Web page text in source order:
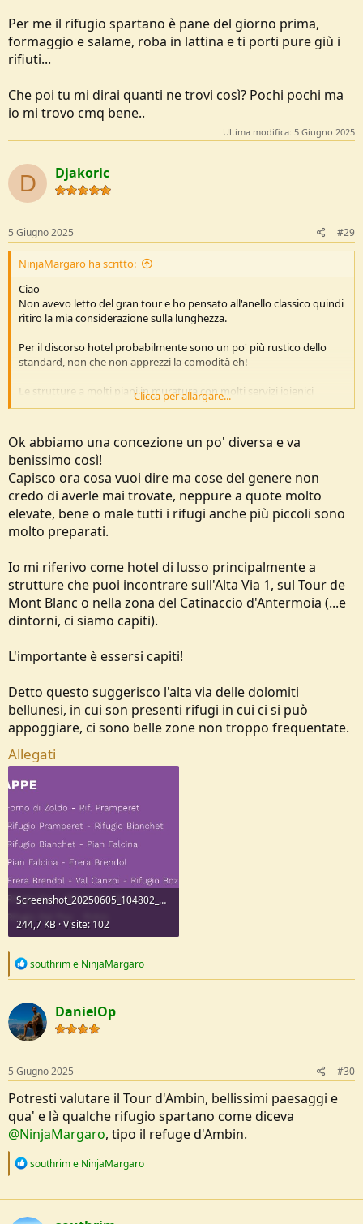
Per me il rifugio spartano è pane del giorno prima,
formaggio e salame, roba in lattina e ti porti pure giù i
rifiuti...
Che poi tu mi dirai quanti ne trovi così? Pochi pochi ma
io mi trovo cmq bene..
Ultima modifica: 5 Giugno 2025
D Djakoric
5 Giugno 2025 #29
NinjaMargaro ha scritto:
Ciao
Non avevo letto del gran tour e ho pensato all'anello classico quindi
ritiro la mia considerazione sulla lunghezza.
Per il discorso hotel probabilmente sono un po' più rustico dello
standard, non che non apprezzi la comodità eh!
Le strutture a molti piani in muratura con molti servizi igienici
all'interno, WiFi, doccia calda ecc mi piacciono ma non le considero
quindi ho associato la richiesta del nostro collega alla mia idea di
struttura spartana...
---5 Giugno 2025---
No per carità non sono di lusso stile call d'Aosta ma appunto come
dicevo a@Djakoricho una concentrazione più hard stile di rifugio in
quanto tale
Un esempio banale al refuge di viso alle 11 del mattino mi ha
preparato un fantastico tagliere come fossi in un locale in pianura e
al vallanta alle 14 mi ha tirato fuori una signora pasta al sugo
appena preparata e palesemente non riscaldata + birra alla spina...
salame, roba in lattina e ti porti pure giù i rifiuti...
Che poi tu mi dirai quanti ne trovi così? Pochi pochi ma io mi trovo
cmq bene..
Clicca per allargare...
Ok abbiamo una concezione un po' diversa e va
benissimo così!
Capisco ora cosa vuoi dire ma cose del genere non
credo di averle mai trovate, neppure a quote molto
elevate, bene o male tutti i rifugi anche più piccoli sono
molto preparati.
Io mi riferivo come hotel di lusso principalmente a
strutture che puoi incontrare sull'Alta Via 1, sul Tour de
Mont Blanc o nella zona del Catinaccio d'Antermoia (...e
dintorni, ci siamo capiti).
L'importante è essersi capiti!
Detto questo suggerisco l'alta via delle dolomiti
bellunesi, in cui son presenti rifugi in cui ci si può
appoggiare, ci sono belle zone non troppo frequentate.
Allegati
Screenshot_20250605_104802_Chrome.jpg
244,7 KB · Visite: 102
R
c
i
o
s
:
southrime NinjaMargaro
DanielOp
5 Giugno 2025 #30
Potresti valutare il Tour d'Ambin, bellissimi paesaggi e
qua' e là qualche rifugio spartano come diceva
@NinjaMargaro, tipo il refuge d'Ambin.
R
c
t
southrime NinjaMargaro